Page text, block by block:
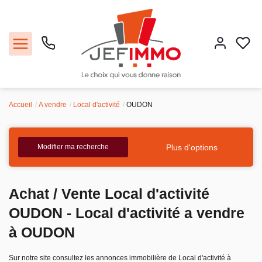
Louer
Faire gérer
Estimer
Accueil A vendre Local d'activité OUDON
Modifier ma recherche Plus d'options
Achat / Vente Local d'activité
OUDON - Local d'activité a vendre
à OUDON
Sur notre site consultez les annonces immobilière de Local d'activité à